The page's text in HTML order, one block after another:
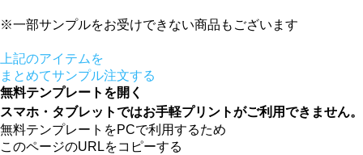
※一部サンプルをお受けできない商品もございます
上記のアイテムを
まとめてサンプル注文する
無料テンプレートを開く
スマホ・タブレットではお手軽プリントがご利用できませ
無料テンプレートをPCで利用するため
このページのURLをコピーする